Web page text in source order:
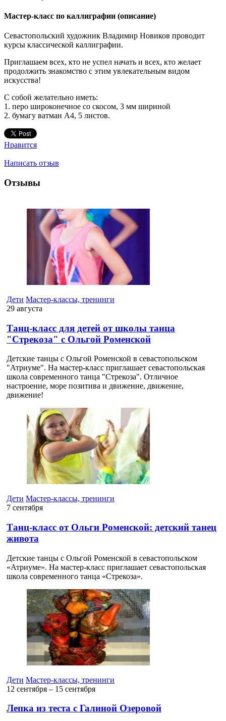
Мастер-класс по каллиграфии (описание)
Севастопольский художник Владимир Новиков проводит
курсы классической каллиграфии.
Приглашаем всех, кто не успел начать и всех, кто желает
продолжить знакомство с этим увлекательным видом
искусства!
С собой желательно иметь:
1. перо широконечное со скосом, 3 мм шириной
2. бумагу ватман А4, 5 листов.
Нравится
Написать отзыв
Отзывы
Дети Мастер-классы, тренинги
29 августа
Танц-класс для детей от школы танца
"Стрекоза" с Ольгой Роменской
Детские танцы с Ольгой Роменской в севастопольском
"Атриуме". На мастер-класс приглашает севастопольская
школа современного танца "Стрекоза". Отличное
настроение, море позитива и движение, движение,
движение!
Дети Мастер-классы, тренинги
7 сентября
Танц-класс от Ольги Роменской: детский танец
живота
Детские танцы с Ольгой Роменской в севастопольском
«Атриуме». На мастер-класс приглашает севастопольская
школа современного танца «Стрекоза».
Дети Мастер-классы, тренинги
12 сентября ‒ 15 сентября
Лепка из теста с Галиной Озеровой